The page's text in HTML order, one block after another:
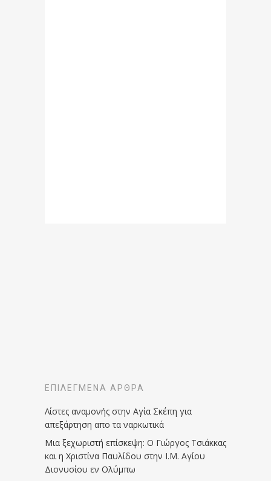
ΕΠΙΛΕΓΜΈΝΑ ΆΡΘΡΑ
Λίστες αναμονής στην Αγία Σκέπη για
απεξάρτηση απο τα ναρκωτικά
Μια ξεχωριστή επίσκεψη: Ο Γιώργος Τσιάκκας
και η Χριστίνα Παυλίδου στην Ι.Μ. Αγίου
Διονυσίου εν Ολύμπω